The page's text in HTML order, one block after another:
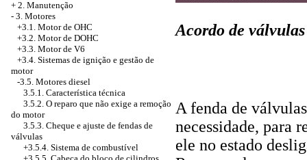
+ 2. Manutenção
- 3. Motores
+3.1. Motor de OHC
+3.2. Motor de DOHC
+3.3. Motor de V6
+3.4. Sistemas de ignição e gestão de
motor
-3.5. Motores diesel
3.5.1. Característica técnica
3.5.2. O reparo que não exige a remoção
do motor
3.5.3. Cheque e ajuste de fendas de
válvulas
+3.5.4. Sistema de combustível
Acordo de válvulas
A fenda de
necessidade, para
ele no estado